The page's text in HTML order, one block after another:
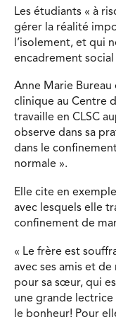
Les étudiants « à
gérer la réalité
l’isolement, et qui
encadrement
Anne Marie
clinique au Centre
travaille en CLSC
observe dans sa
dans le
normale ».
Elle cite en
avec lesquels elle
confinement de
« Le frère est
avec ses amis et
pour sa sœur, qui
une grande
le bonheur! Pour